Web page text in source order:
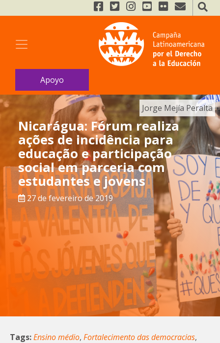
Apoyo
Jorge Mejía Peralta
Nicarágua: Fórum realiza
ações de incidência para
educação e participação
social em parceria com
estudantes e jovens
27 de fevereiro de 2019
Tags:Ensino médio, Fortalecimento das democracias,